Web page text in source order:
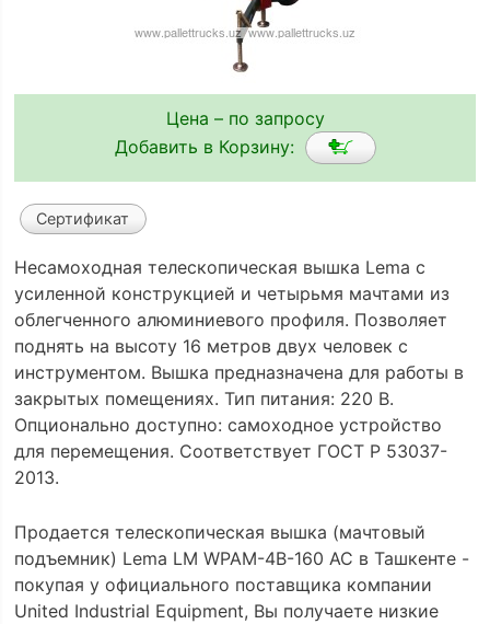
Цена – по запросу
Добавить в Корзину:
Сертификат
Несамоходная телескопическая вышка Lema с
усиленной конструкцией и четырьмя мачтами из
облегченного алюминиевого профиля. Позволяет
поднять на высоту 16 метров двух человек с
инструментом. Вышка предназначена для работы в
закрытых помещениях. Тип питания: 220 В.
Опционально доступно: самоходное устройство
для перемещения. Соответствует ГОСТ Р 53037-
2013.
Продается телескопическая вышка (мачтовый
подъемник) Lema LM WPAM-4B-160 AC в Ташкенте -
покупая у официального поставщика компании
United Industrial Equipment, Вы получаете низкие